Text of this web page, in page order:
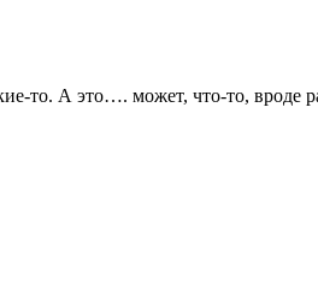
то. А это…. может, что-то,